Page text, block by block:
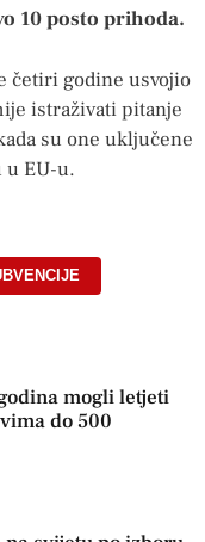
10 posto prihoda.
četiri godine usvojio
istraživati pitanje
su one uključene
u EU-u.
mogli letjeti
do 500